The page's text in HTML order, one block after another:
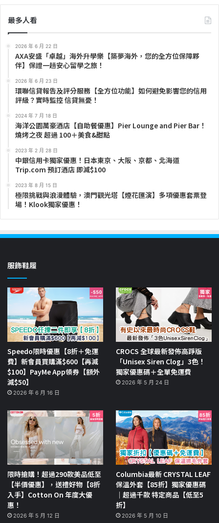
最多人看
2026 年 6 月 22 日
AXA安盛「卓越」海外升學樂【築夢海外，您的全方位保障夥
伴】保證一趟安心留學之旅！
2026 年 6 月 23 日
環聯信貸報告及評分服務【全方位功能】如何避免影響您的信用
評級？實時監控 信貸無憂！
2024 年 7 月 18 日
海洋公園萬豪酒店【自助餐優惠】Pier Lounge and Pier Bar！
燒烤之夜 超過 100＋美食&甜點
2023 年 2 月 28 日
中銀信用卡獨家優惠！日本東京、大阪、京都、北海道
Trip.com 預訂酒店 即減$100
2023 年 8 月 15 日
極限挑戰與浪漫體驗，澳門觀光塔【煙花匯演】多項優惠套票登
場！Klook獨家優惠！
服飾鞋履
Speedo限時優惠【8折＋免運
費】新會員買購滿$600【再減
$100】PayMe App領券【額外
減$50】
2026 年 6 月 16 日
CROCS 全球最新發佈高踭版
「Unisex Siren Clog」3色！
獨家優惠碼＋全單免運費
2026 年 5 月 24 日
限時搶購！超過290款美品低至
【半價優惠】，送禮好物【8折
入手】Cotton On 年度大優
惠！
2026 年 5 月 12 日
Columbia最新 CRYSTAL LEAF
保溫外套【85折】獨家優惠碼
｜超過千款 特定商品【低至5
折】
2026 年 5 月 10 日